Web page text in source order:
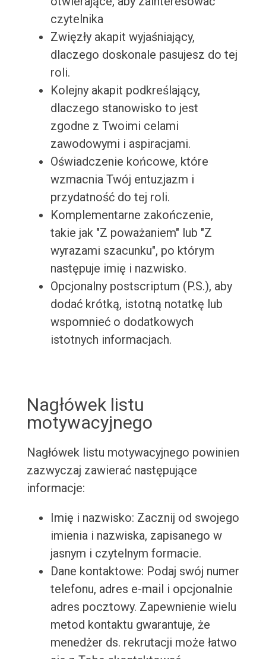
czytelnika
Zwięzły akapit wyjaśniający,
dlaczego doskonale pasujesz do tej
roli.
Kolejny akapit podkreślający,
dlaczego stanowisko to jest
zgodne z Twoimi celami
zawodowymi i aspiracjami.
Oświadczenie końcowe, które
wzmacnia Twój entuzjazm i
przydatność do tej roli.
Komplementarne zakończenie,
takie jak "Z poważaniem" lub "Z
wyrazami szacunku", po którym
następuje imię i nazwisko.
Opcjonalny postscriptum (P.S.), aby
dodać krótką, istotną notatkę lub
wspomnieć o dodatkowych
istotnych informacjach.
Nagłówek listu
motywacyjnego
Nagłówek listu motywacyjnego powinien
zazwyczaj zawierać następujące
informacje:
Imię i nazwisko: Zacznij od swojego
imienia i nazwiska, zapisanego w
jasnym i czytelnym formacie.
Dane kontaktowe: Podaj swój numer
telefonu, adres e-mail i opcjonalnie
adres pocztowy. Zapewnienie wielu
metod kontaktu gwarantuje, że
menedżer ds. rekrutacji może łatwo